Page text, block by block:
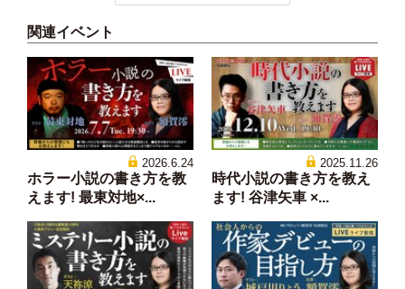
関連イベント
2026.6.24
ホラー小説の書き方を教
えます! 最東対地×...
2025.11.26
時代小説の書き方を教え
ます! 谷津矢車 ×...